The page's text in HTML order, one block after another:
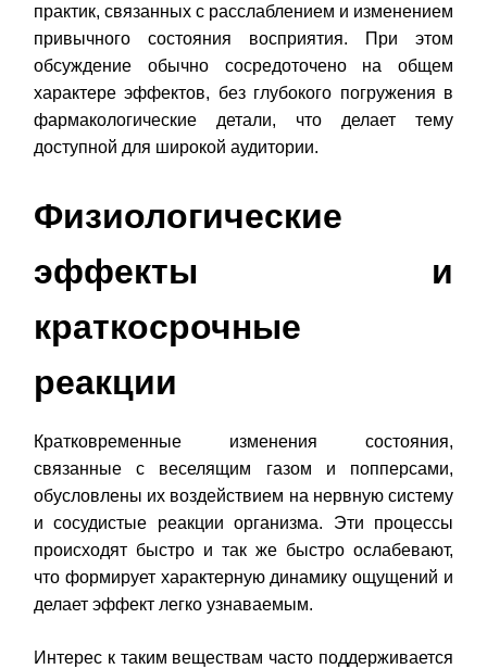
практик, связанных с расслаблением и изменением
привычного состояния восприятия. При этом
обсуждение обычно сосредоточено на общем
характере эффектов, без глубокого погружения в
фармакологические детали, что делает тему
доступной для широкой аудитории.
Физиологические
эффекты и
краткосрочные
реакции
Кратковременные изменения состояния,
связанные с веселящим газом и попперсами,
обусловлены их воздействием на нервную систему
и сосудистые реакции организма. Эти процессы
происходят быстро и так же быстро ослабевают,
что формирует характерную динамику ощущений и
делает эффект легко узнаваемым.
Интерес к таким веществам часто поддерживается